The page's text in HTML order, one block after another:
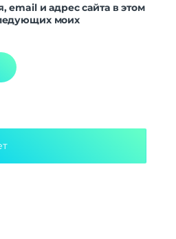
email и адрес сайта в этом
моих